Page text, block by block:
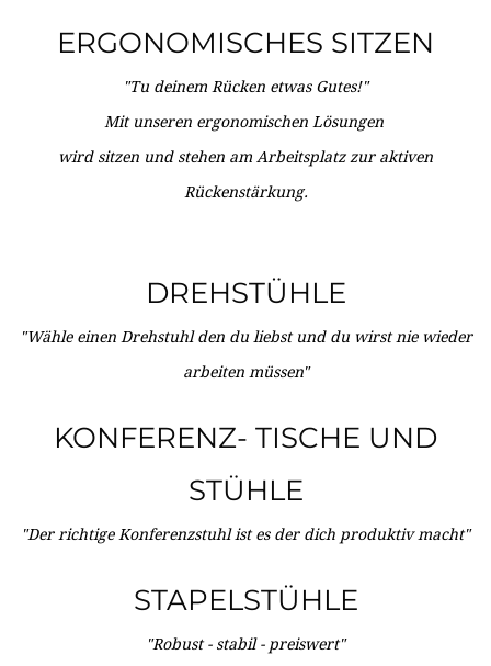
ERGONOMISCHES SITZEN
"Tu deinem Rücken etwas Gutes!"
Mit unseren ergonomischen Lösungen
wird sitzen und stehen am Arbeitsplatz zur aktiven
Rückenstärkung.
DREHSTÜHLE
"Wähle einen Drehstuhl den du liebst und du wirst nie wieder
arbeiten müssen"
KONFERENZ- TISCHE UND
STÜHLE
"Der richtige Konferenzstuhl ist es der dich produktiv macht"
STAPELSTÜHLE
"Robust - stabil - preiswert"